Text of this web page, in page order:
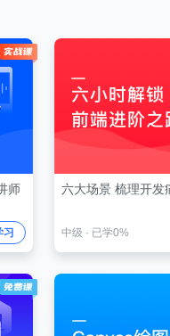
师
习
六大场景 梳理开发
中级 · 已学0%